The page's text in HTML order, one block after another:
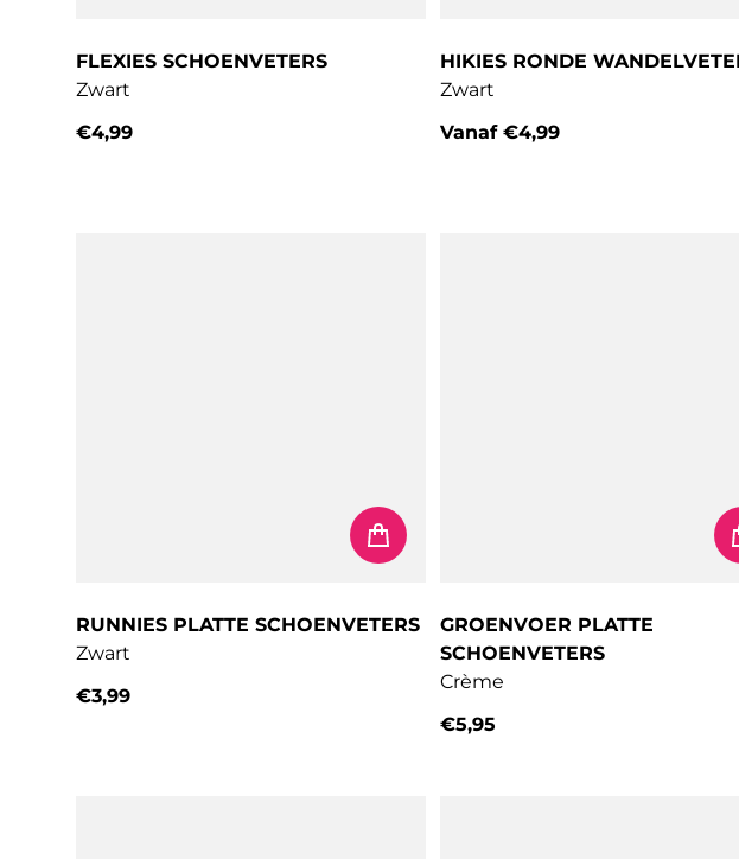
FLEXIES SCHOENVETERS
Zwart
€4,99
HIKIES RONDE
Zwart
Vanaf€4,99
RUNNIES PLATTE SCHOENVETERS
Zwart
€3,99
GROENVOER PLATTE
SCHOENVETERS
Crème
€5,95